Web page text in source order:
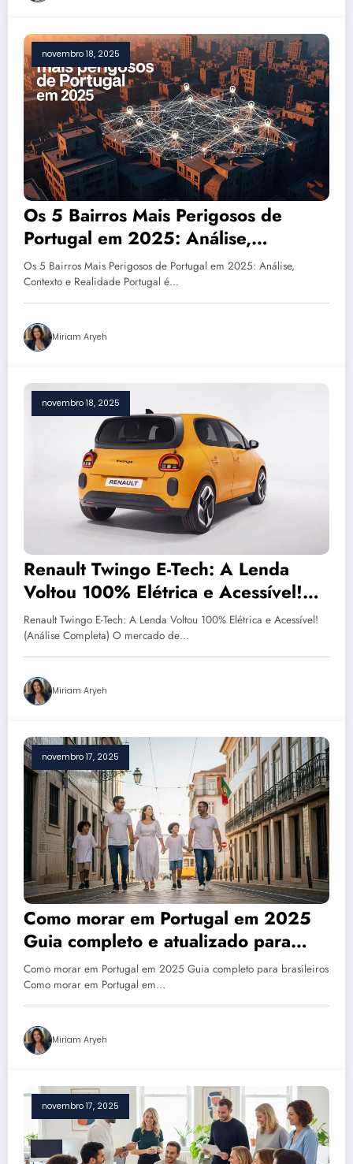
novembro 18, 2025
Os 5 Bairros Mais Perigosos de
Portugal em 2025: Análise,
Contexto e Realidade
Os 5 Bairros Mais Perigosos de Portugal em 2025: Análise,
Contexto e Realidade Portugal é…
Miriam Aryeh
novembro 18, 2025
Renault Twingo E-Tech: A Lenda
Voltou 100% Elétrica e Acessível!
(Análise Completa)
Renault Twingo E-Tech: A Lenda Voltou 100% Elétrica e Acessível!
(Análise Completa) O mercado de…
Miriam Aryeh
novembro 17, 2025
Como morar em Portugal em 2025
Guia completo e atualizado para
brasileiros
Como morar em Portugal em 2025 Guia completo para brasileiros
Como morar em Portugal em…
Miriam Aryeh
novembro 17, 2025